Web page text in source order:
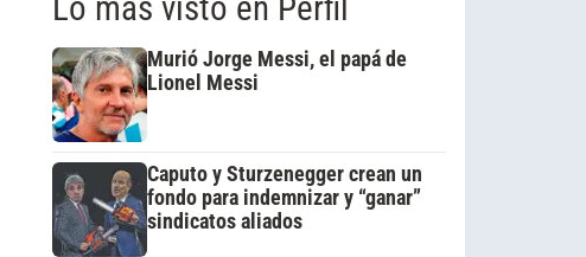
Murió Jorge Messi, el papá de
Lionel Messi
Caputo y Sturzenegger crean un
fondo para indemnizar y “ganar”
sindicatos aliados